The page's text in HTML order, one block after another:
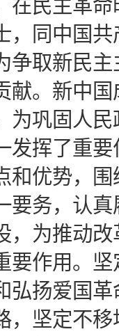
在民主革
，同中国
争取新民
献。新中
为巩固人
发挥了重
和优势，
要务，认
，为推动
要作用。
弘扬爱国
，坚定不